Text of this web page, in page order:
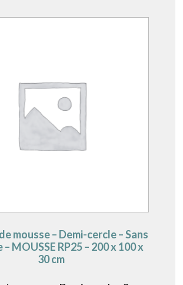
mousse – Demi-cercle – Sans
MOUSSE RP25 – 200 x 100 x
30 cm